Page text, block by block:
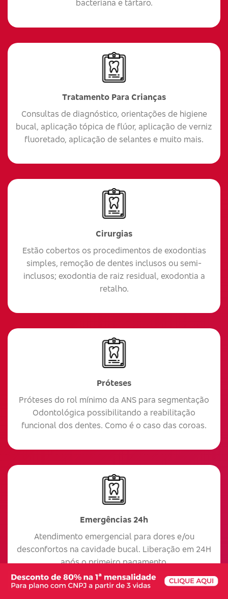
bacteriana e tártaro.
Tratamento Para Crianças
Consultas de diagnóstico, orientações de higiene
bucal, aplicação tópica de flúor, aplicação de verniz
fluoretado, aplicação de selantes e muito mais.
Cirurgias
Estão cobertos os procedimentos de exodontias
simples, remoção de dentes inclusos ou semi-
inclusos; exodontia de raiz residual, exodontia a
retalho.
Próteses
Próteses do rol mínimo da ANS para segmentação
Odontológica possibilitando a reabilitação
funcional dos dentes. Como é o caso das coroas.
Emergências 24h
Atendimento emergencial para dores e/ou
desconfortos na cavidade bucal. Liberação em 24H
após o primeiro pagamento.